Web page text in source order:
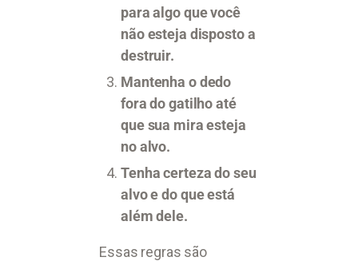
para algo que você
não esteja disposto a
destruir.
Mantenha o dedo
fora do gatilho até
que sua mira esteja
no alvo.
Tenha certeza do seu
alvo e do que está
além dele.
Essas regras são